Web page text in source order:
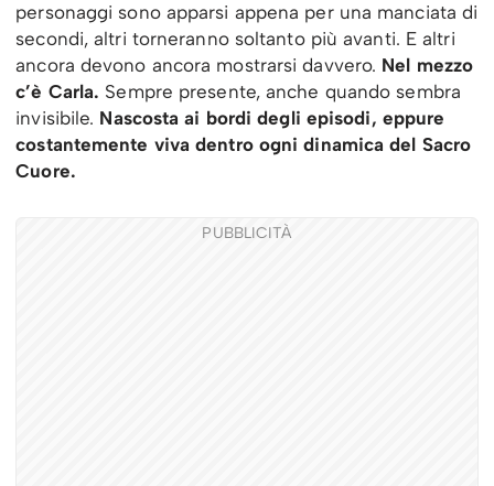
personaggi sono apparsi appena per una manciata di
secondi, altri torneranno soltanto più avanti. E altri
ancora devono ancora mostrarsi davvero. Nel mezzo
c’è Carla. Sempre presente, anche quando sembra
invisibile. Nascosta ai bordi degli episodi, eppure
costantemente viva dentro ogni dinamica del Sacro
Cuore.
PUBBLICITÀ